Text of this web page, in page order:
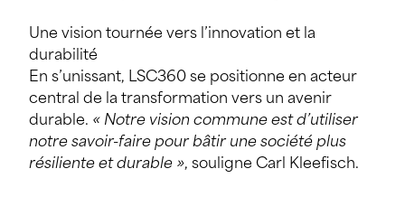
Une vision tournée vers l’innovation et la
durabilité
En s’unissant, LSC360 se positionne en acteur
central de la transformation vers un avenir
durable. « Notre vision commune est d’utiliser
notre savoir-faire pour bâtir une société plus
résiliente et durable », souligne Carl Kleefisch.